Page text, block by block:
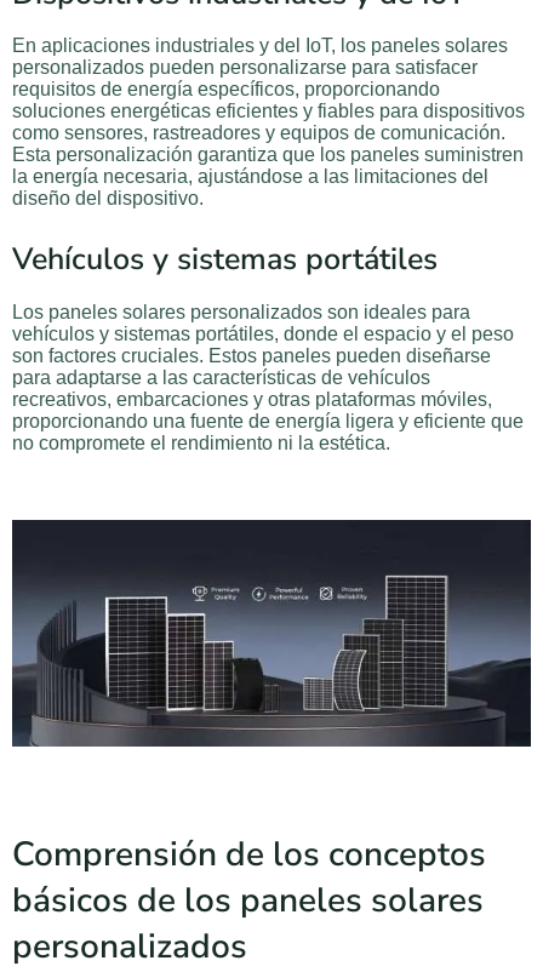
En aplicaciones industriales y del IoT, los paneles solares
personalizados pueden personalizarse para satisfacer
requisitos de energía específicos, proporcionando
soluciones energéticas eficientes y fiables para dispositivos
como sensores, rastreadores y equipos de comunicación.
Esta personalización garantiza que los paneles suministren
la energía necesaria, ajustándose a las limitaciones del
diseño del dispositivo.
Vehículos y sistemas portátiles
Los paneles solares personalizados son ideales para
vehículos y sistemas portátiles, donde el espacio y el peso
son factores cruciales. Estos paneles pueden diseñarse
para adaptarse a las características de vehículos
recreativos, embarcaciones y otras plataformas móviles,
proporcionando una fuente de energía ligera y eficiente que
no compromete el rendimiento ni la estética.
Comprensión de los conceptos
básicos de los paneles solares
personalizados